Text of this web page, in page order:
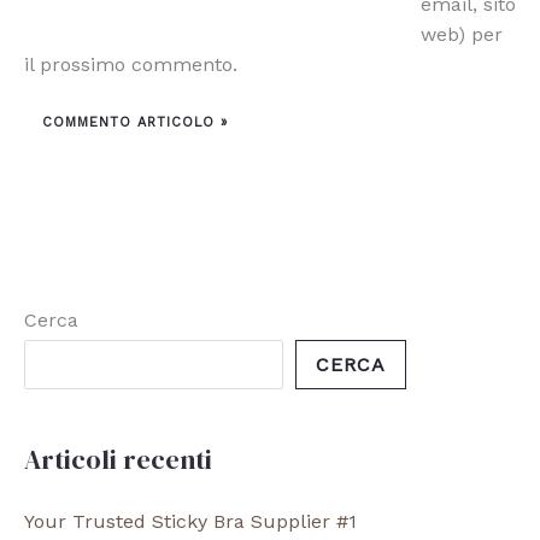
email, sito
web) per
il prossimo commento.
Cerca
CERCA
Articoli recenti
Your Trusted Sticky Bra Supplier #1